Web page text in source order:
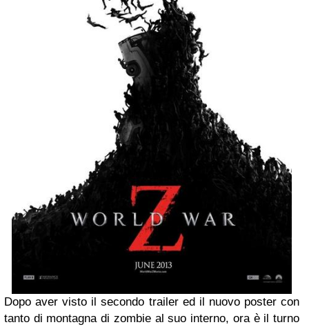
Dopo aver visto il secondo trailer ed il nuovo poster con
tanto di montagna di zombie al suo interno, ora è il turno